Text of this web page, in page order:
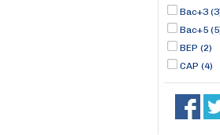
Bac+3
Bac+5
BEP (2)
CAP (4)